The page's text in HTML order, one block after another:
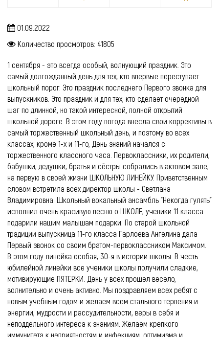
01.09.2022
Количество просмотров: 41805
1 сентября - это всегда особый, волнующий праздник. Это
самый долгожданный день для тех, кто впервые переступает
школьный порог. Это праздник последнего Первого звонка для
выпускников. Это праздник и для тех, кто сделает очередной
шаг по длинной, но такой интересной, полной открытий
школьной дороге. В этом году погода внесла свои коррективы в
самый торжественный школьный день, и поэтому во всех
классах, кроме 1-х и 11-го, День знаний начался с
торжественного классного часа. Первоклассники, их родители,
бабушки, дедушки, братья и сёстры собрались в актовом зале,
на первую в своей жизни ШКОЛЬНУЮ ЛИНЕЙКУ. Приветственным
словом встретила всех директор школы - Светлана
Владимировна. Школьный вокальный ансамбль "Некогда гулять"
исполнил очень красивую песню о ШКОЛЕ, ученики 11 класса
подарили нашим малышам подарки. По старой школьной
традиции выпускница 11-го класса Гарлоева Ангелина дала
Первый звонок со своим братом-первоклассником Максимом.
В этом году линейка особая, 30-я в истории школы. В честь
юбилейной линейки все ученики школы получили сладкие,
мотивирующие ПЯТЕРКИ. День у всех прошел весело,
волнительно и очень активно. Мы поздравляем всех ребят с
новым учебным годом и желаем всем стального терпения и
энергии, мудрости и рассудительности, веры в себя и
неподдельного интереса к знаниям. Желаем крепкого